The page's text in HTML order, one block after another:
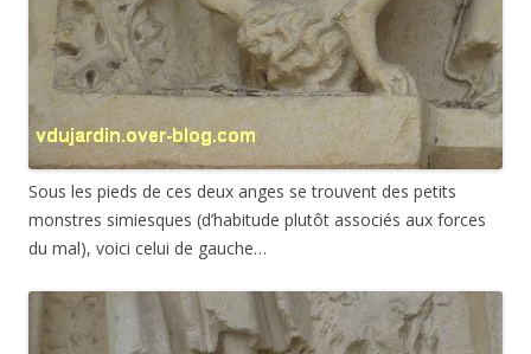
Sous les pieds de ces deux anges se trouvent des petits
monstres simiesques (d’habitude plutôt associés aux forces
du mal), voici celui de gauche…